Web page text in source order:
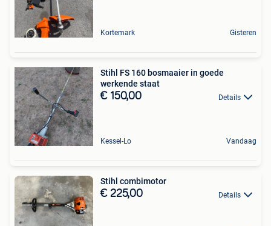
Kortemark Gisteren
Stihl FS 160 bosmaaier in goede
werkende staat
€ 150,00 Details
Kessel-Lo Vandaag
Stihl combimotor
€ 225,00 Details